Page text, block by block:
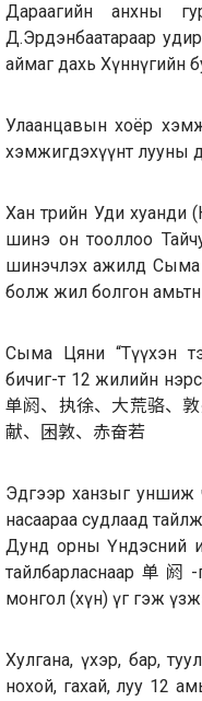
Дараагийн анхны
Д.Эрдэнбаатараар
аймаг дахь Хүннүгийн
Улаанцавын хоёр
хэмжигдэхүүнт лууны
Хан төрийн Уди хуанди
шинэ он тооллоо
шинэчлэх ажилд Сыма
болж жил болгон
Сыма Цяни “Түүхэн
бичиг-т 12 жилийн
单阏、执徐、大荒骆、
献、困敦、赤奋若
Эдгээр ханзыг уншиж
насаараа судлаад
Дунд орны Үндэсний
тайлбарласнаар单阏-
монгол (хүн) үг гэж
Хулгана, үхэр, бар,
нохой, гахай, луу 12